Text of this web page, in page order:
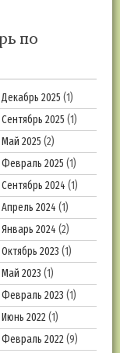
по
Декабрь 2025 (1)
Сентябрь 2025 (1)
Май 2025 (2)
Февраль 2025 (1)
Сентябрь 2024 (1)
Апрель 2024 (1)
Январь 2024 (2)
Октябрь 2023 (1)
Май 2023 (1)
Февраль 2023 (1)
Июнь 2022(1)
Февраль 2022(9)